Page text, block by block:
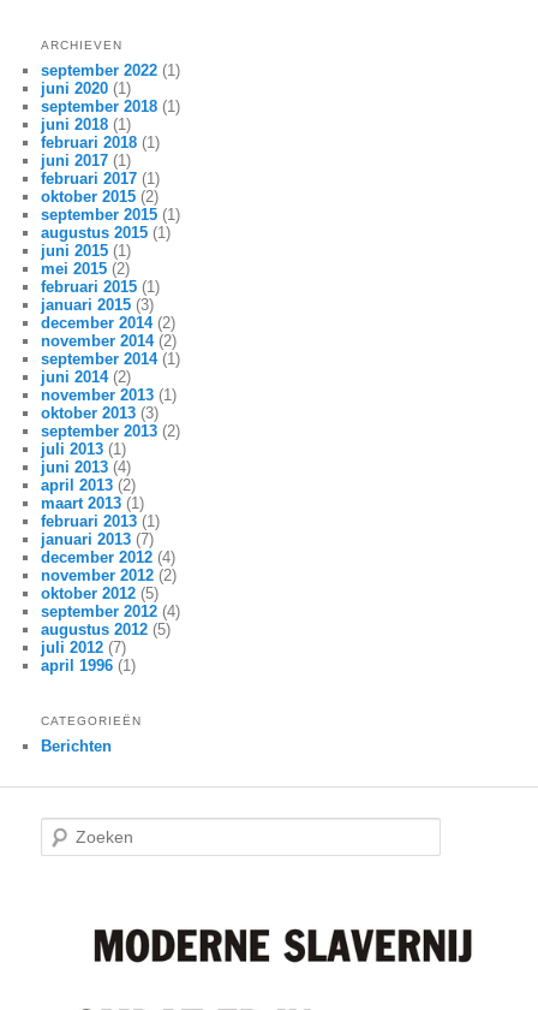
ARCHIEVEN
september 2022 (1)
juni 2020 (1)
september 2018 (1)
juni 2018 (1)
februari 2018 (1)
juni 2017 (1)
februari 2017 (1)
oktober 2015 (2)
september 2015 (1)
augustus 2015 (1)
juni 2015 (1)
mei 2015 (2)
februari 2015 (1)
januari 2015 (3)
december 2014(2)
november 2014(2)
september 2014(1)
juni 2014(2)
november 2013 (1)
oktober 2013 (3)
september 2013 (2)
juli 2013 (1)
juni 2013 (4)
april 2013 (2)
maart 2013 (1)
februari 2013 (1)
januari 2013 (7)
december 2012 (4)
november 2012 (2)
oktober 2012 (5)
september 2012 (4)
augustus 2012 (5)
juli 2012 (7)
april 1996 (1)
CATEGORIEËN
Berichten
e